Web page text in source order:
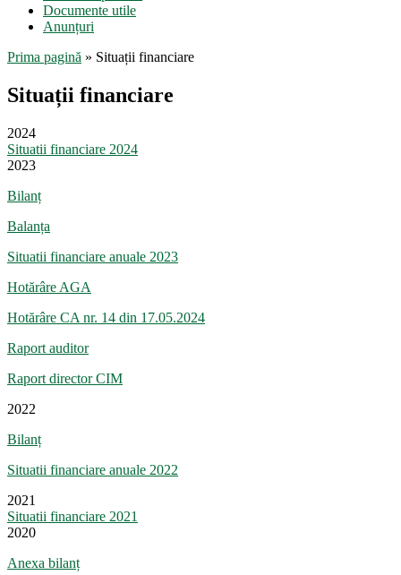
Documente utile
Anunțuri
Prima pagină » Situații financiare
Situații financiare
2024
Situatii financiare 2024
2023
Bilanț
Balanța
Situatii financiare anuale 2023
Hotărâre AGA
Hotărâre CA nr. 14 din 17.05.2024
Raport auditor
Raport director CIM
2022
Bilanț
Situatii financiare anuale 2022
2021
Situatii financiare 2021
2020
Anexa bilanț